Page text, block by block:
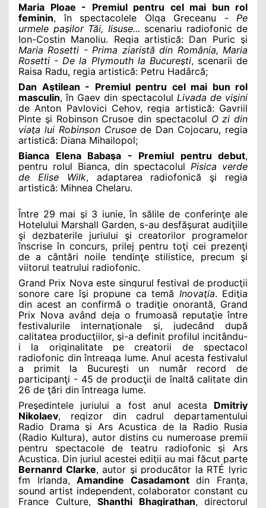
Maria Ploae - Premiul pentru cel mai bun rol
feminin, în spectacolele Olga Greceanu - Pe
urmele paşilor Tăi, Iisuse... scenariu radiofonic de
Ion-Costin Manoliu. Regia artistică: Dan Puric şi
Maria Rosetti - Prima ziaristă din România, Maria
Rosetti - De la Plymouth la Bucureşti, scenarii de
Raisa Radu, regia artistică: Petru Hadârcă;
Dan Aştilean - Premiul pentru cel mai bun rol
masculin, în Gaev din spectacolul Livada de vişini
de Anton Pavlovici Cehov, regia artistică: Gavriil
Pinte şi Robinson Crusoe din spectacolul O zi din
viaţa lui Robinson Crusoede Dan Cojocaru, regia
artistică: Diana Mihailopol;
Bianca Elena Babaşa - Premiul pentru debut,
pentru rolul Bianca, din spectacolul Pisica verde
de Elise Wilk, adaptarea radiofonică şi regia
artistică: Mihnea Chelaru.
Între 29 mai şi 3 iunie, în sălile de conferinţe ale
Hotelului Marshall Garden, s-au desfăşurat audiţiile
şi dezbaterile juriului şi creatorilor programelor
înscrise în concurs, prilej pentru toţi cei prezenţi
de a cântări noile tendinţe stilistice, precum şi
viitorul teatrului radiofonic.
Grand Prix Nova este singurul festival de producţii
sonore care îşi propune ca temă Inovaţia. Ediţia
din acest an confirmă o tradiţie onorantă, Grand
Prix Nova având deja o frumoasă reputaţie între
festivalurile internaţionale şi, judecând după
calitatea producţiilor, şi-a definit profilul incitându-
i la originalitate pe creatorii de spectacol
radiofonic din întreaga lume. Anul acesta festivalul
a primit la Bucureşti un număr record de
participanţi - 45 de producţii de înaltă calitate din
26 de ţări din întreaga lume.
Preşedintele juriului a fost anul acesta Dmitriy
Nikolaev, regizor din cadrul departamentului
Radio Drama şi Ars Acustica de la Radio Rusia
(Radio Kultura), autor distins cu numeroase premii
pentru spectacole de teatru radiofonic şi Ars
Acustica. Din juriul acestei ediţii au mai făcut parte
Bernanrd Clarke, autor şi producător la RTÉ lyric
fm Irlanda,Amandine Casadamontdin Franţa,
sound artist independent, colaborator constant cu
France Culture, Shanthi Bhagirathan, directorul